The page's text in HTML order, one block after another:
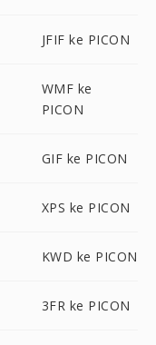
JFIF ke PICON
WMF ke
PICON
GIF ke PICON
XPS ke PICON
KWD ke PICON
3FR ke PICON